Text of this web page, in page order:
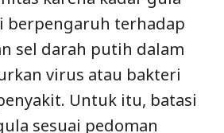
berpengaruh terhadap
sel darah putih dalam
virus atau bakteri
Untuk itu, batasi
sesuai pedoman